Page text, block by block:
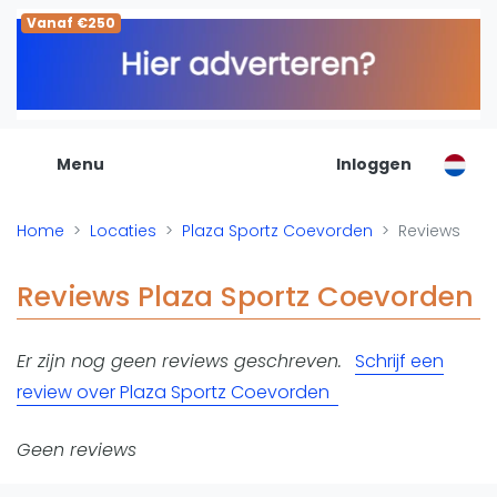
Vanaf €250
Menu
De Padel Gids
Alle padel locaties
Padelwinkels
Organisatie
Banenbouwers
Reserveringssystemen
Toevoegen data
Laatste updates
Padel
Inloggen
Home Locaties Plaza Sportz Coevorden Reviews
Reviews Plaza Sportz Coevorden
Er zijn nog geen reviews geschreven. Schrijf een
review over Plaza Sportz Coevorden
Geen reviews